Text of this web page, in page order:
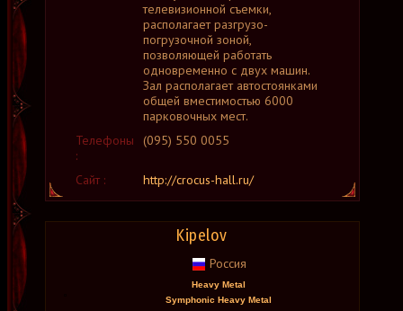
телевизионной съемки,
располагает разгрузо-
погрузочной зоной,
позволяющей работать
одновременно с двух машин.
Зал располагает автостоянками
общей вместимостью 6000
парковочных мест.
Телефоны
:
(095) 550 0055
Сайт : http://crocus-hall.ru/
Kipelov
Россия
Heavy Metal
Symphonic Heavy Metal